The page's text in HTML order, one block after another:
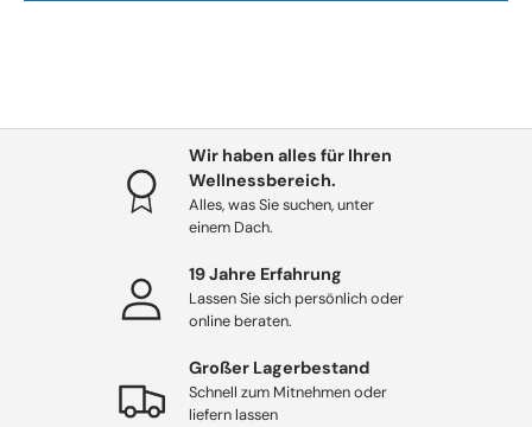
Wir haben alles für Ihren
Wellnessbereich.
Alles, was Sie suchen, unter
einem Dach.
19 Jahre Erfahrung
Lassen Sie sich persönlich oder
online beraten.
Großer Lagerbestand
Schnell zum Mitnehmen oder
liefern lassen